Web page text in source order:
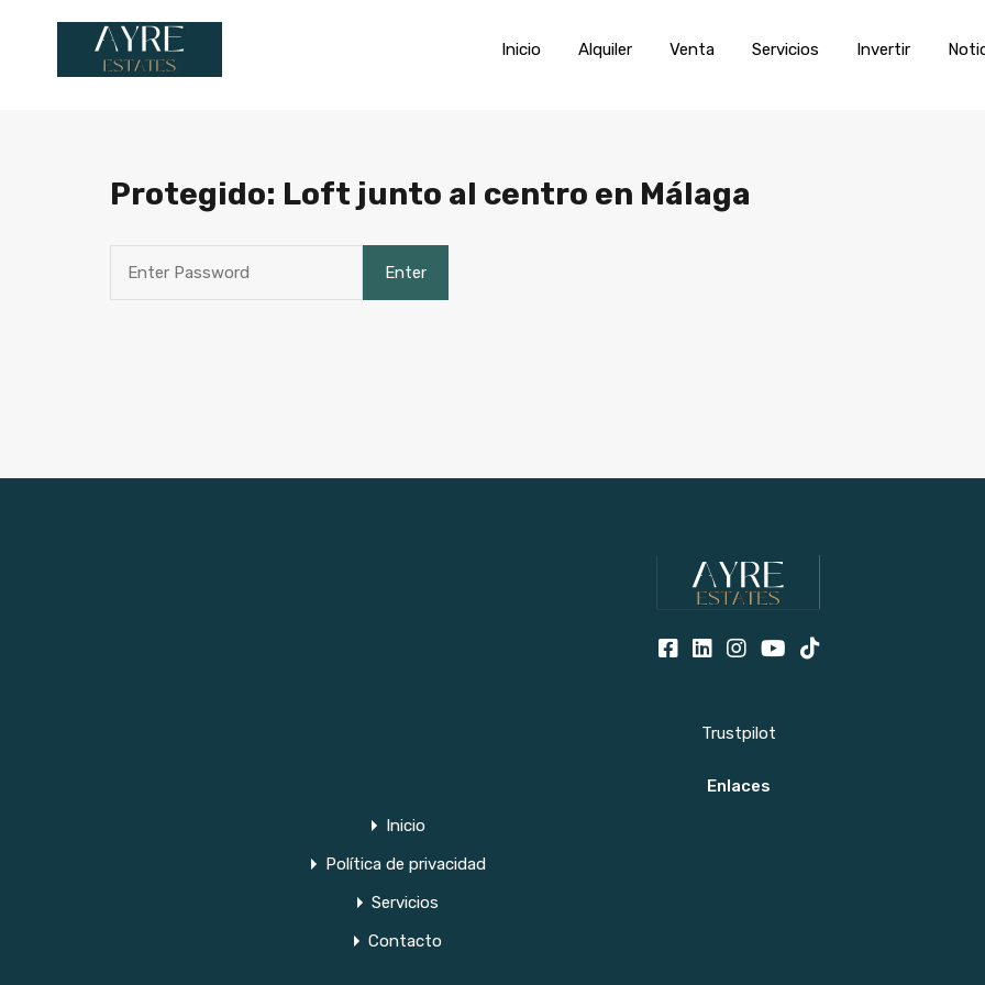
Inicio Alquiler Venta
Inicio Alquiler Venta Servicios Invertir
Protegido: Loft junto al centro en Málaga
Trustpilot
Enlaces
Inicio
Política de privacidad
Servicios
Contacto